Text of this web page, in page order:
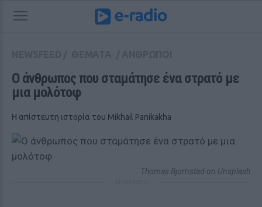
Ο άνθρωπος που σταμάτησε ένα στρατό με
μια μολότοφ
Η απίστευτη ιστορία του Mikhail Panikakha
Thomas Bjornstad on Unsplash